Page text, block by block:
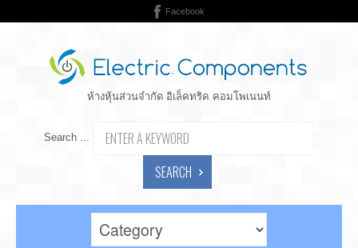
Facebook
ห้างหุ้นส่วนจำกัด อิเล็คทริค คอมโพเนนท์
Search ...
SEARCH